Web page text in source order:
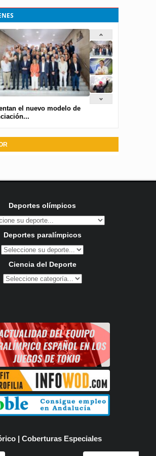
el nuevo modelo de
Deportes olímpicos
Deportes paralímpicos
Ciencia del Deporte
| Coberturas Especiales